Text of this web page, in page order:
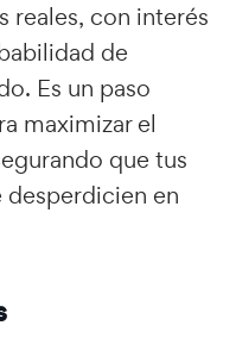
reales, con interés
de
Es un paso
maximizar el
que tus
desperdicien en